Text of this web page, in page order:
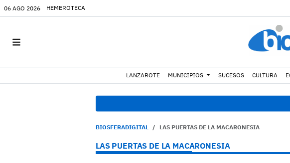
06 AGO 2026 HEMEROTECA
LANZAROTE MUNICIPIOS SUCESOS CULTURA
El Consorcio de
BIOSFERADIGITAL LAS PUERTAS DE LA MACARONESIA
LAS PUERTAS DE LA MACARONESIA